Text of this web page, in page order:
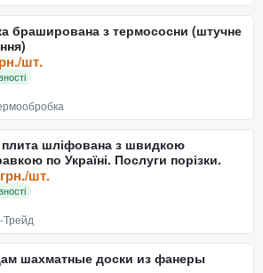
браширована з термососни (штучне
шт.
шліфована з швидкою
по Україні. Послуги порізки.
шт.
шахматные доски из фанеры